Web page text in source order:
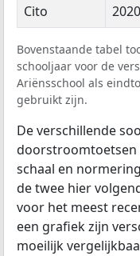
Cito
Bovenstaande tabel
schooljaar voor de
Ariënsschool als
gebruikt zijn.
De verschillende
doorstroomtoetsen
schaal en
de twee hier
voor het meest
een grafiek zijn
moeilijk